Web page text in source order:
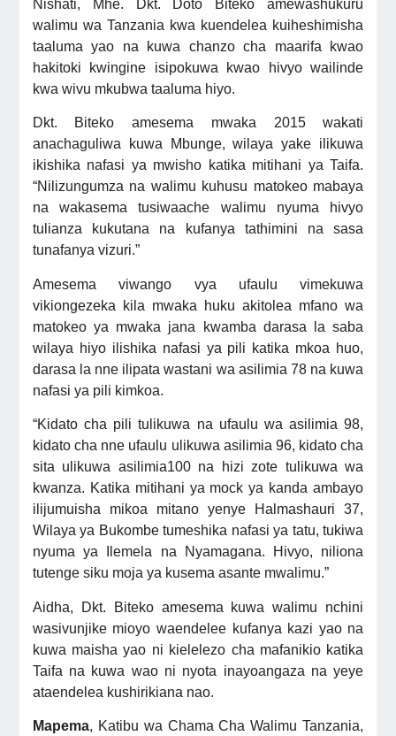
Nishati, Mhe. Dkt. Doto Biteko amewashukuru
walimu wa Tanzania kwa kuendelea kuiheshimisha
taaluma yao na kuwa chanzo cha maarifa kwao
hakitoki kwingine isipokuwa kwao hivyo wailinde
kwa wivu mkubwa taaluma hiyo.
Dkt. Biteko amesema mwaka 2015 wakati
anachaguliwa kuwa Mbunge, wilaya yake ilikuwa
ikishika nafasi ya mwisho katika mitihani ya Taifa.
“Nilizungumza na walimu kuhusu matokeo mabaya
na wakasema tusiwaache walimu nyuma hivyo
tulianza kukutana na kufanya tathimini na sasa
tunafanya vizuri.”
Amesema viwango vya ufaulu vimekuwa
vikiongezeka kila mwaka huku akitolea mfano wa
matokeo ya mwaka jana kwamba darasa la saba
wilaya hiyo ilishika nafasi ya pili katika mkoa huo,
darasa la nne ilipata wastani wa asilimia 78 na kuwa
nafasi ya pili kimkoa.
“Kidato cha pili tulikuwa na ufaulu wa asilimia 98,
kidato cha nne ufaulu ulikuwa asilimia 96, kidato cha
sita ulikuwa asilimia100 na hizi zote tulikuwa wa
kwanza. Katika mitihani ya mock ya kanda ambayo
ilijumuisha mikoa mitano yenye Halmashauri 37,
Wilaya ya Bukombe tumeshika nafasi ya tatu, tukiwa
nyuma ya Ilemela na Nyamagana. Hivyo, niliona
tutenge siku moja ya kusema asante mwalimu.”
Aidha, Dkt. Biteko amesema kuwa walimu nchini
wasivunjike mioyo waendelee kufanya kazi yao na
kuwa maisha yao ni kielelezo cha mafanikio katika
Taifa na kuwa wao ni nyota inayoangaza na yeye
ataendelea kushirikiana nao.
Mapema, Katibu wa Chama Cha Walimu Tanzania,